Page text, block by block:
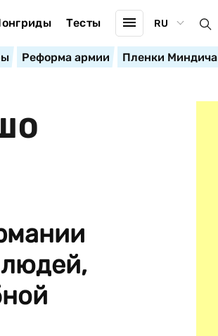
Тесты RU
Реформа армии Пленки Миндича